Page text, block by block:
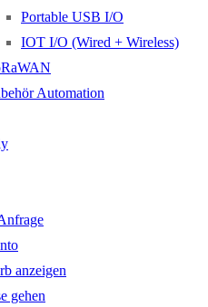
Portable USB I/O
IOT I/O (Wired + Wireless)
Automation
anzeigen
gehen